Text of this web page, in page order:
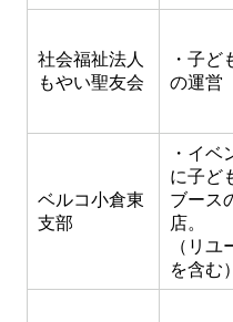
社会福祉法人
もやい聖友会
・子ど
の運営
ベルコ小倉東
支部
・イベ
に子ど
ブース
店。
（リユ
を含む）